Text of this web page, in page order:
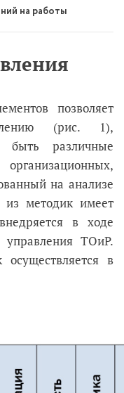
на работы
позволяет
(рис. 1),
быть различные
на анализе
методик имеет
в ходе
управления ТОиР.
в